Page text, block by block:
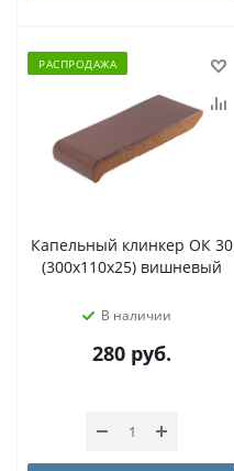
РАСПРОДАЖА
Капельный клинкер ОК 30
(300х110х25) вишневый
В наличии
280 руб.